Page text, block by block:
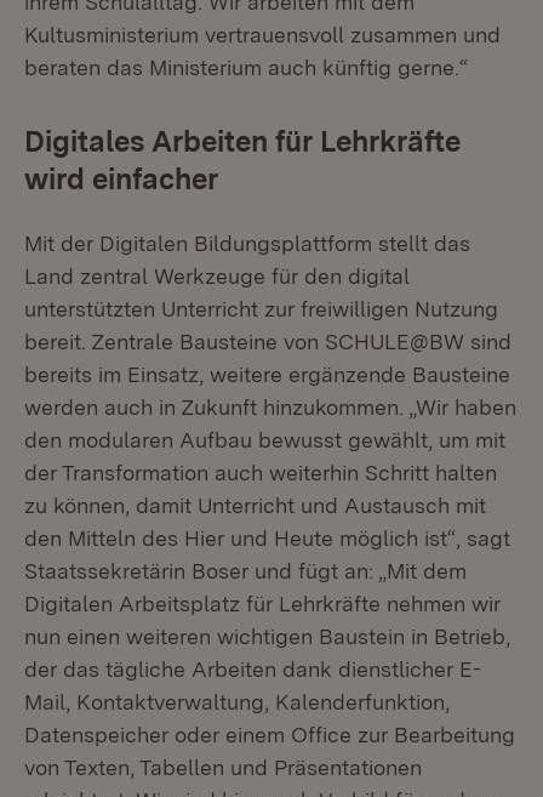
Kultusministerium vertrauensvoll zusammen und
beraten das Ministerium auch künftig gerne.“
Digitales Arbeiten für Lehrkräfte
wird einfacher
Mit der Digitalen Bildungsplattform stellt das
Land zentral Werkzeuge für den digital
unterstützten Unterricht zur freiwilligen Nutzung
bereit. Zentrale Bausteine von SCHULE@BW sind
bereits im Einsatz, weitere ergänzende Bausteine
werden auch in Zukunft hinzukommen. „Wir haben
den modularen Aufbau bewusst gewählt, um mit
der Transformation auch weiterhin Schritt halten
zu können, damit Unterricht und Austausch mit
den Mitteln des Hier und Heute möglich ist“, sagt
Staatssekretärin Boser und fügt an: „Mit dem
Digitalen Arbeitsplatz für Lehrkräfte nehmen wir
nun einen weiteren wichtigen Baustein in Betrieb,
der das tägliche Arbeiten dank dienstlicher E-
Mail, Kontaktverwaltung, Kalenderfunktion,
Datenspeicher oder einem Office zur Bearbeitung
von Texten, Tabellen und Präsentationen